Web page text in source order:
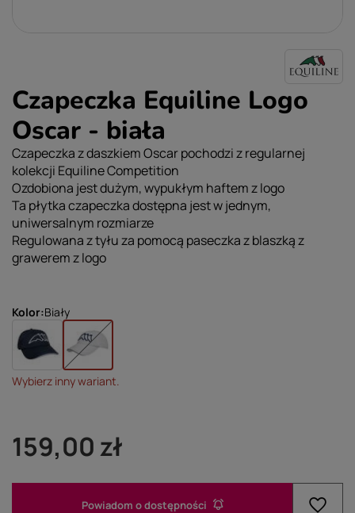
Czapeczka Equiline Logo
Oscar - biała
Czapeczka z daszkiem Oscar pochodzi z regularnej
kolekcji Equiline Competition
Ozdobiona jest dużym, wypukłym haftem z logo
Ta płytka czapeczka dostępna jest w jednym,
uniwersalnym rozmiarze
Regulowana z tyłu za pomocą paseczka z blaszką z
grawerem z logo
Kolor Biały
Wybierz inny wariant.
159,00 zł
Powiadom o dostępności